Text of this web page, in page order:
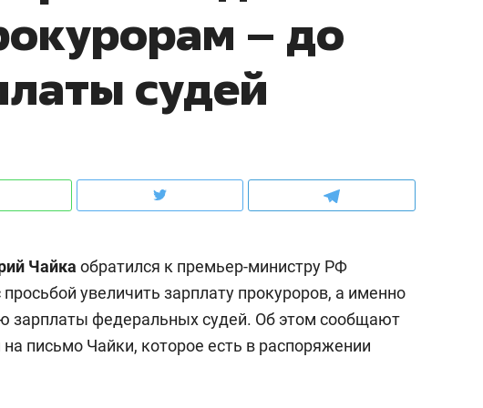
– до
судей
Чайка обратился к премьер-министру РФ
просьбой увеличить зарплату прокуроров, а именно
зарплаты федеральных судей. Об этом сообщают
на письмо Чайки, которое есть в распоряжении
клиентах и чудных запросах мастеров налогах и развитии без
Рекомендуем
150 камер до квартиры и Face
Рекомендуем
Опыт выживания в